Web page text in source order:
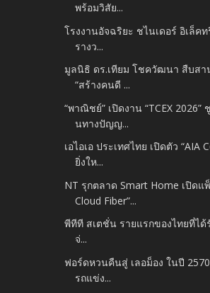
พร้อมวิสัย...
โรงงานอัจฉริยะ ชไนเดอร์ อิเล็ค
รางว...
มูลนิธิ ดร.เทียม โชควัฒนา สืบส
“สร้างคนดี ...
“พาณิชย์” เปิดงาน “TCEX 2026”
นทางปัญญ...
เอไอเอ ประเทศไทย เปิดตัว “AIA
ยิ่งให...
NT รุกตลาด Smart Home เปิดแพ็
Cloud Fiber”...
พีทีที สเตชั่น รายแรกของไทยที่ไ
จ่...
ฟอร์ดหวนคืนสู่ เลอม็อง ในปี
รถแข่ง...